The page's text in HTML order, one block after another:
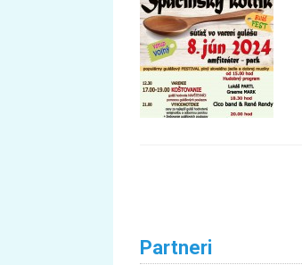
Partneri